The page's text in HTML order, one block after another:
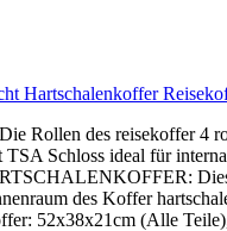
Hartschalenkoffer
des reisekoffer 4
Schloss ideal für
des Koffer hartschale
52x38x21cm (Alle